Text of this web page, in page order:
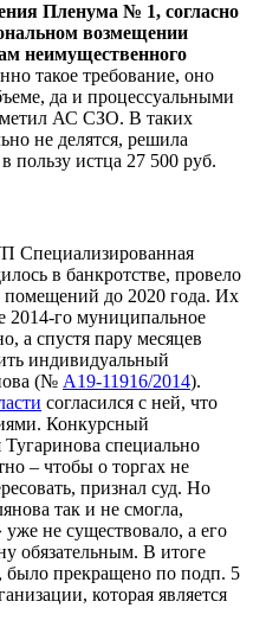
Пленума № 1, согласно
возмещении
неимущественного
такое требование, оно
да и процессуальными
АС СЗО. В таких
не делятся, решила
пользу истца 27 500 руб.
Специализированная
в банкротстве, провело
помещений до 2020 года. Их
го муниципальное
а спустя пару месяцев
индивидуальный
(№ А19-11916/2014).
согласился с ней, что
Конкурсный
специально
– чтобы о торгах не
признал суд. Но
так и не смогла,
не существовало, а его
обязательным. В итоге
было прекращено по подп. 5
которая является